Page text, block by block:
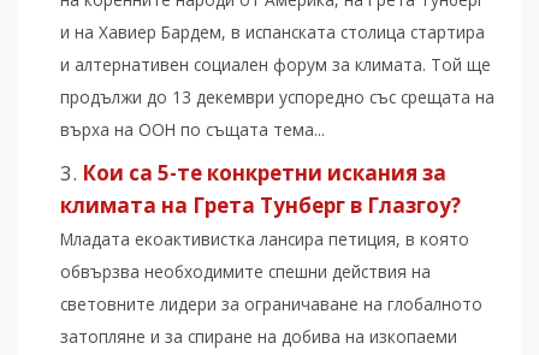
и на Хавиер Бардем, в испанската столица стартира
и алтернативен социален форум за климата. Той ще
продължи до 13 декември успоредно със срещата на
върха на ООН по същата тема...
Кои са 5-те конкретни искания за
климата на Грета Тунберг в Глазгоу?
Младата екоактивистка лансира петиция, в която
обвързва необходимите спешни действия на
световните лидери за ограничаване на глобалното
затопляне и за спиране на добива на изкопаеми